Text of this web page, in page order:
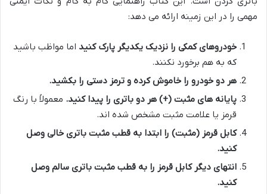
مهمی را در این زمینه ارائه می دهد:
خودروهای کمکی را نزدیک یکدیگر پارک کنید اما مواظب باشید
که به هم برخورد نکنند.
هر دو خودرو را خاموش کرده و ترمز دستی را بکشید.
پایانه های مثبت (+) هر دو باتری را پیدا کنید. معمولاً با رنگ
قرمز یا علامت مثبت مشخص شده اند.
کابل قرمز (مثبت) را ابتدا به قطب مثبت باتری خالی وصل
کنید.
انتهای دیگر کابل قرمز را به قطب مثبت باتری سالم وصل
کنید.